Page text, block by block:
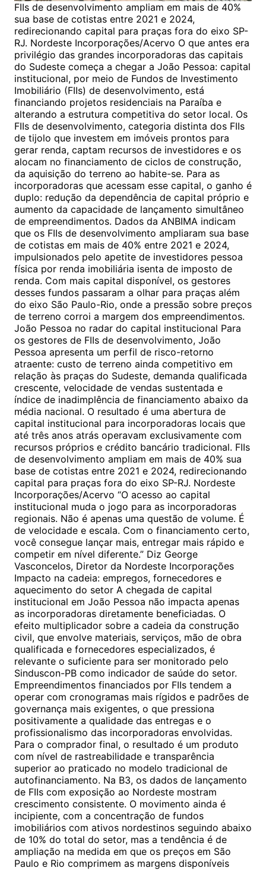
FIIs de desenvolvimento ampliam em mais de 40%
sua base de cotistas entre 2021 e 2024,
redirecionando capital para praças fora do eixo SP-
RJ. Nordeste Incorporações/Acervo O que antes era
privilégio das grandes incorporadoras das capitais
do Sudeste começa a chegar a João Pessoa: capital
institucional, por meio de Fundos de Investimento
Imobiliário (FIIs) de desenvolvimento, está
financiando projetos residenciais na Paraíba e
alterando a estrutura competitiva do setor local. Os
FIIs de desenvolvimento, categoria distinta dos FIIs
de tijolo que investem em imóveis prontos para
gerar renda, captam recursos de investidores e os
alocam no financiamento de ciclos de construção,
da aquisição do terreno ao habite-se. Para as
incorporadoras que acessam esse capital, o ganho é
duplo: redução da dependência de capital próprio e
aumento da capacidade de lançamento simultâneo
de empreendimentos. Dados da ANBIMA indicam
que os FIIs de desenvolvimento ampliaram sua base
de cotistas em mais de 40% entre 2021 e 2024,
impulsionados pelo apetite de investidores pessoa
física por renda imobiliária isenta de imposto de
renda. Com mais capital disponível, os gestores
desses fundos passaram a olhar para praças além
do eixo São Paulo-Rio, onde a pressão sobre preços
de terreno corroi a margem dos empreendimentos.
João Pessoa no radar do capital institucional Para
os gestores de FIIs de desenvolvimento, João
Pessoa apresenta um perfil de risco-retorno
atraente: custo de terreno ainda competitivo em
relação às praças do Sudeste, demanda qualificada
crescente, velocidade de vendas sustentada e
índice de inadimplência de financiamento abaixo da
média nacional. O resultado é uma abertura de
capital institucional para incorporadoras locais que
até três anos atrás operavam exclusivamente com
recursos próprios e crédito bancário tradicional. FIIs
de desenvolvimento ampliam em mais de 40% sua
base de cotistas entre 2021 e 2024, redirecionando
capital para praças fora do eixo SP-RJ. Nordeste
Incorporações/Acervo “O acesso ao capital
institucional muda o jogo para as incorporadoras
regionais. Não é apenas uma questão de volume. É
de velocidade e escala. Com o financiamento certo,
você consegue lançar mais, entregar mais rápido e
competir em nível diferente.” Diz George
Vasconcelos, Diretor da Nordeste Incorporações
Impacto na cadeia: empregos, fornecedores e
aquecimento do setor A chegada de capital
institucional em João Pessoa não impacta apenas
as incorporadoras diretamente beneficiadas. O
efeito multiplicador sobre a cadeia da construção
civil, que envolve materiais, serviços, mão de obra
qualificada e fornecedores especializados, é
relevante o suficiente para ser monitorado pelo
Sinduscon-PB como indicador de saúde do setor.
Empreendimentos financiados por FIIs tendem a
operar com cronogramas mais rígidos e padrões de
governança mais exigentes, o que pressiona
positivamente a qualidade das entregas e o
profissionalismo das incorporadoras envolvidas.
Para o comprador final, o resultado é um produto
com nível de rastreabilidade e transparência
superior ao praticado no modelo tradicional de
autofinanciamento. Na B3, os dados de lançamento
de FIIs com exposição ao Nordeste mostram
crescimento consistente. O movimento ainda é
incipiente, com a concentração de fundos
imobiliários com ativos nordestinos seguindo abaixo
de 10% do total do setor, mas a tendência é de
ampliação na medida em que os preços em São
Paulo e Rio comprimem as margens disponíveis